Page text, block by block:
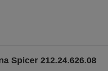
Spicer 212.24.626.08